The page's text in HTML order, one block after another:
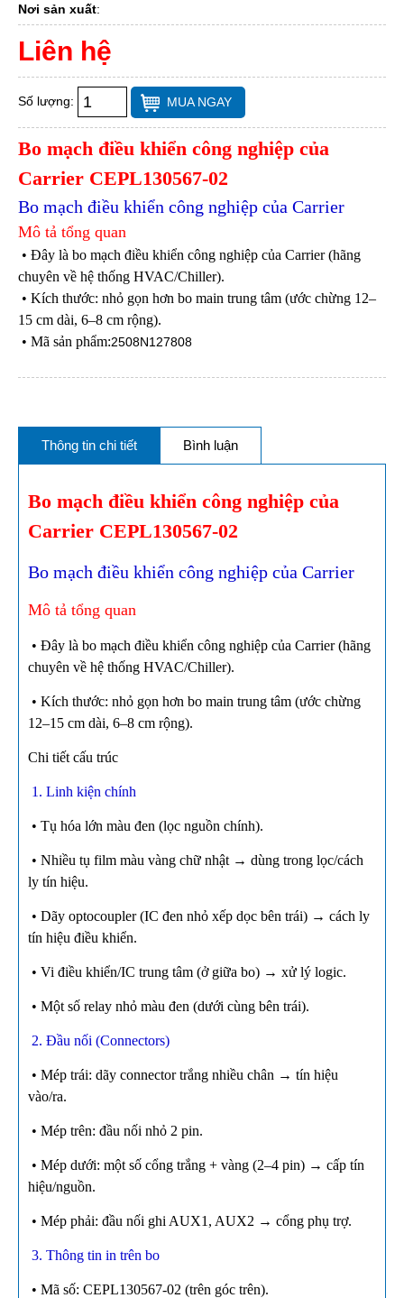
Nơi sản xuất:
Liên hệ
Số lượng: MUA NGAY
Bo mạch điều khiển công nghiệp của
Carrier CEPL130567-02
Bo mạch điều khiển công nghiệp của Carrier
Mô tả tổng quan
• Đây là bo mạch điều khiển công nghiệp của Carrier (hãng
chuyên về hệ thống HVAC/Chiller).
• Kích thước: nhỏ gọn hơn bo main trung tâm (ước chừng 12–
15 cm dài, 6–8 cm rộng).
• Mã sản phẩm:2508N127808
Thông tin chi tiết Bình luận
Bo mạch điều khiển công nghiệp của
Carrier CEPL130567-02
Bo mạch điều khiển công nghiệp của Carrier
Mô tả tổng quan
• Đây là bo mạch điều khiển công nghiệp của Carrier (hãng
chuyên về hệ thống HVAC/Chiller).
• Kích thước: nhỏ gọn hơn bo main trung tâm (ước chừng
12–15 cm dài, 6–8 cm rộng).
Chi tiết cấu trúc
1. Linh kiện chính
• Tụ hóa lớn màu đen (lọc nguồn chính).
• Nhiều tụ film màu vàng chữ nhật → dùng trong lọc/cách
ly tín hiệu.
• Dãy optocoupler (IC đen nhỏ xếp dọc bên trái) → cách ly
tín hiệu điều khiển.
• Vi điều khiển/IC trung tâm (ở giữa bo) → xử lý logic.
• Một số relay nhỏ màu đen (dưới cùng bên trái).
2. Đầu nối (Connectors)
• Mép trái: dãy connector trắng nhiều chân → tín hiệu
vào/ra.
• Mép trên: đầu nối nhỏ 2 pin.
• Mép dưới: một số cổng trắng + vàng (2–4 pin) → cấp tín
hiệu/nguồn.
• Mép phải: đầu nối ghi AUX1, AUX2 → cổng phụ trợ.
3. Thông tin in trên bo
• Mã số: CEPL130567-02 (trên góc trên).